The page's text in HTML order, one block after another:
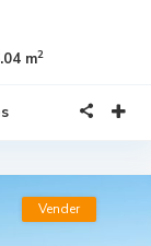
m2
Vender